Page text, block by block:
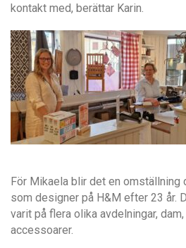
kontakt med, berättar Karin.
För Mikaela blir det en omställning
som designer på H&M efter 23 år.
varit på flera olika avdelningar,
accessoarer.